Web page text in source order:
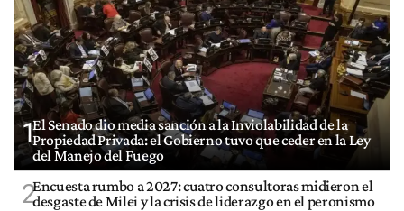
1El Senado dio media sanción a la Inviolabilidad de la
Propiedad Privada: el Gobierno tuvo que ceder en la Ley
del Manejo del Fuego
2Encuesta rumbo a 2027: cuatro consultoras midieron el
desgaste de Milei y la crisis de liderazgo en el peronismo